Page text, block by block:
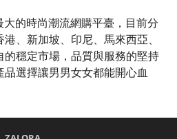
大的時尚潮流網購平臺，目前分
、新加坡、印尼、馬來西亞、
穩定市場，品質與服務的堅持
選擇讓男男女女都能開心血